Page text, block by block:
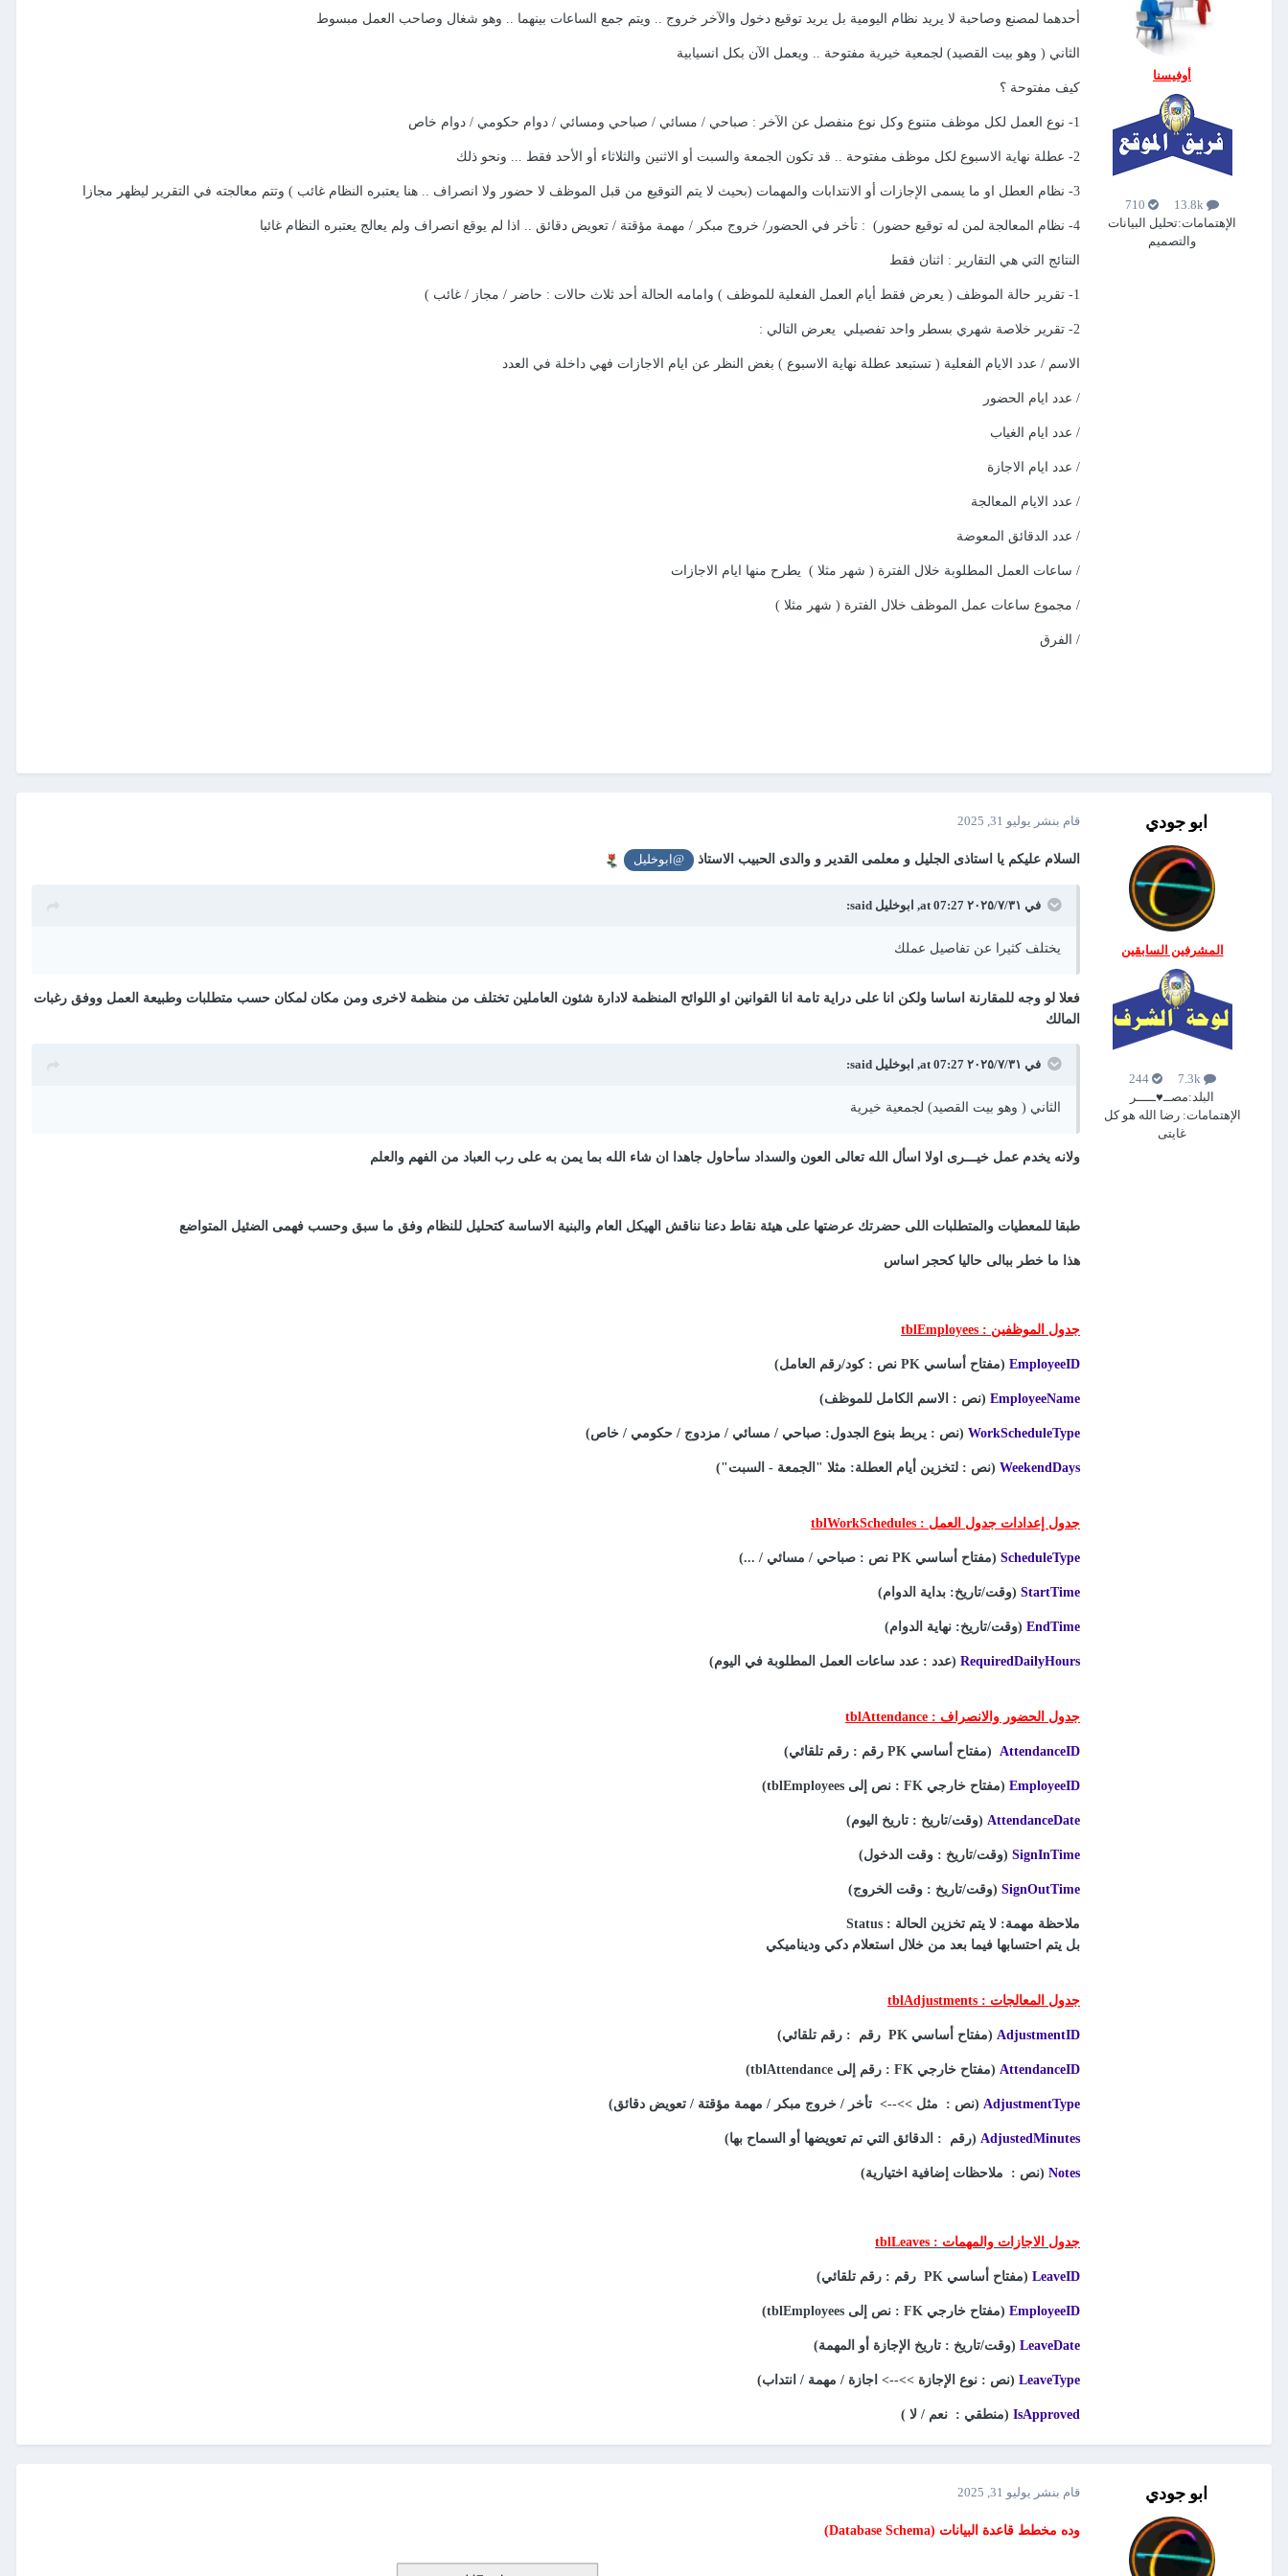
أوفيسنا
الإهتمامات:تحليل البيانات
والتصميم
أحدهما لمصنع وصاحبة لا يريد نظام اليومية بل يريد توقيع دخول والآخر خروج .. ويتم جمع الساعات بينهما .. وهو شغال وصاحب العمل مبسوط
الثاني ( وهو بيت القصيد) لجمعية خيرية مفتوحة .. ويعمل الآن بكل انسيابية
كيف مفتوحة ؟
1- نوع العمل لكل موظف متنوع وكل نوع منفصل عن الآخر : صباحي / مسائي / صباحي ومسائي / دوام حكومي / دوام خاص
2- عطلة نهاية الاسبوع لكل موظف مفتوحة .. قد تكون الجمعة والسبت أو الاثنين والثلاثاء أو الأحد فقط ... ونحو ذلك
3- نظام العطل او ما يسمى الإجازات أو الانتدابات والمهمات (بحيث لا يتم التوقيع من قبل الموظف لا حضور ولا انصراف .. هنا يعتبره النظام غائب ) وتتم معالجته في التقرير ليظهر مجازا
4- نظام المعالجة لمن له توقيع حضور) : تأخر في الحضور/ خروج مبكر / مهمة مؤقتة / تعويض دقائق .. اذا لم يوقع انصراف ولم يعالج يعتبره النظام غائبا
النتائج التي هي التقارير : اثنان فقط
1- تقرير حالة الموظف ( يعرض فقط أيام العمل الفعلية للموظف ) وامامه الحالة أحد ثلاث حالات : حاضر / مجاز / غائب )
2- تقرير خلاصة شهري بسطر واحد تفصيلي يعرض التالي :
الاسم / عدد الايام الفعلية ( تستبعد عطلة نهاية الاسبوع ) بغض النظر عن ايام الاجازات فهي داخلة في العدد
/ عدد ايام الحضور
/ عدد ايام الغياب
/ عدد ايام الاجازة
/ عدد الايام المعالجة
/ عدد الدقائق المعوضة
/ ساعات العمل المطلوبة خلال الفترة ( شهر مثلا ) يطرح منها ايام الاجازات
/ مجموع ساعات عمل الموظف خلال الفترة ( شهر مثلا )
/ الفرق
ابو جودي
المشرفين السابقين
7.3k
244
البلد:مصــ♥ـــــر
الإهتمامات: رضا الله هو كل
غايتى
قام بنشر يوليو 31, 2025
السلام عليكم يا استاذى الجليل و معلمى القدير و والدى الحبيب الاستاذ @ابوخليل
في ٣١‏/٧‏/٢٠٢٥ at 07:27, ابوخليل
يختلف كثيرا عن تفاصيل عملك
فعلا لو وجه للمقارنة اساسا ولكن انا على دراية تامة انا القوانين او اللوائح المنظمة لادارة شئون العاملين تختلف من منظمة لاخرى ومن مكان لمكان حسب متطلبات وطبيعة العمل ووفق رغبات
المالك
في ٣١‏/٧‏/٢٠٢٥ at 07:27, ابوخليل
الثاني ( وهو بيت القصيد) لجمعية خيرية
ولانه يخدم عمل خيـــرى اولا اسأل الله تعالى العون والسداد سأحاول جاهدا ان شاء الله بما يمن به على رب العباد من الفهم والعلم
طبقا للمعطيات والمتطلبات اللى حضرتك عرضتها على هيئة نقاط دعنا نناقش الهيكل العام والبنية الاساسة كتحليل للنظام وفق ما سبق وحسب فهمى الضئيل المتواضع
هذا ما خطر ببالى حاليا كحجر اساس
جدول الموظفين : tblEmployees
EmployeeID (مفتاح أساسي PK نص : كود/رقم العامل)
EmployeeName (نص : الاسم الكامل للموظف)
WorkScheduleType (نص : يربط بنوع الجدول: صباحي / مسائي / مزدوج / حكومي / خاص)
WeekendDays (نص : لتخزين أيام العطلة: مثلا "الجمعة - السبت")
جدول إعدادات جدول العمل : tblWorkSchedules
ScheduleType (مفتاح أساسي PK نص : صباحي / مسائي / ...)
StartTime (وقت/تاريخ: بداية الدوام)
EndTime (وقت/تاريخ: نهاية الدوام)
RequiredDailyHours (عدد : عدد ساعات العمل المطلوبة في اليوم)
جدول الحضور والانصراف : tblAttendance
AttendanceID (مفتاح أساسي PK رقم : رقم تلقائي)
EmployeeID (مفتاح خارجي FK
: نص إلى tblEmployees)
AttendanceDate (وقت/تاريخ : تاريخ اليوم)
SignInTime (وقت/تاريخ : وقت الدخول)
SignOutTime (وقت/تاريخ : وقت الخروج)
ملاحظة مهمة: لا يتم تخزين الحالة : Status
بل يتم احتسابها فيما بعد من خلال استعلام دكي وديناميكي
جدول المعالجات : tblAdjustments
AdjustmentID (مفتاح أساسي PK رقم : رقم تلقائي)
AttendanceID (مفتاح خارجي FK : رقم إلى tblAttendance)
AdjustmentType (نص : مثل >>--> تأخر / خروج مبكر / مهمة مؤقتة / تعويض دقائق)
AdjustedMinutes (رقم : الدقائق التي تم تعويضها أو السماح بها)
Notes (نص : ملاحظات إضافية اختيارية)
جدول الاجازات والمهمات :
tblLeaves
LeaveID (مفتاح أساسي PK رقم : رقم تلقائي)
EmployeeID (مفتاح خارجي FK : نص إلى tblEmployees)
LeaveDate (وقت/تاريخ : تاريخ الإجازة أو المهمة)
LeaveType (نص : نوع الإجازة >>--> اجازة / مهمة / انتداب)
IsApproved (منطقي : نعم / لا )
ابو جودي قام بنشر يوليو 31, 2025
وده مخطط قاعدة البيانات (Database Schema)